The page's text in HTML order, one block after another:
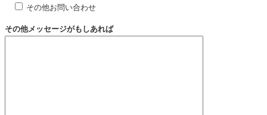
その他お問い合わせ
その他メッセージがもしあれば